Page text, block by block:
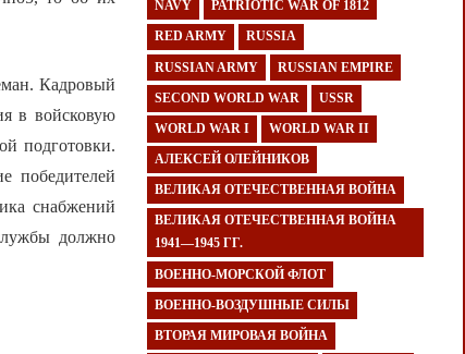
Кадровый
в войсковую
подготовки.
победителей
снабжений
должно
NAVY PATRIOTIC WAR OF 1812
RED ARMY RUSSIA
RUSSIAN ARMY RUSSIAN EMPIRE
SECOND WORLD WAR USSR
WORLD WAR I WORLD WAR II
АЛЕКСЕЙ ОЛЕЙНИКОВ
ВЕЛИКАЯ ОТЕЧЕСТВЕННАЯ ВОЙНА
ВЕЛИКАЯ ОТЕЧЕСТВЕННАЯ ВОЙНА
1941—1945 ГГ.
ВОЕННО-МОРСКОЙ ФЛОТ
ВОЕННО-ВОЗДУШНЫЕ СИЛЫ
ВТОРАЯ МИРОВАЯ ВОЙНА